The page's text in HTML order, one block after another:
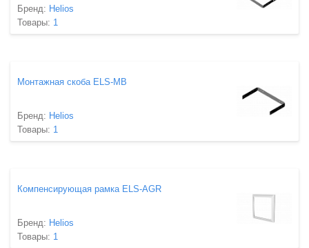
Бренд: Helios
Товары: 1
Монтажная скоба ELS-MB
Бренд: Helios
Товары: 1
Компенсирующая рамка ELS-AGR
Бренд: Helios
Товары: 1